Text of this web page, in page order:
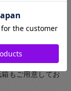
がお選びいただ
もご用意してお